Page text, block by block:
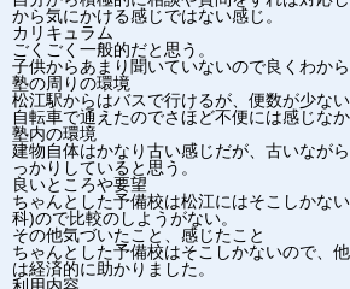
から気にかける感じではない感じ。
カリキュラム
ごくごく一般的だと思う。
子供からあまり聞いていないので良くわから
塾の周りの環境
松江駅からはバスで行けるが、便数が少ない
自転車で通えたのでさほど不便には感じなか
塾内の環境
建物自体はかなり古い感じだが、古いなが
っかりしていると思う。
良いところや要望
ちゃんとした予備校は松江にはそこしかな
科)ので比較のしようがない。
その他気づいたこと、感じたこと
ちゃんとした予備校はそこしかないので、
は経済的に助かりました。